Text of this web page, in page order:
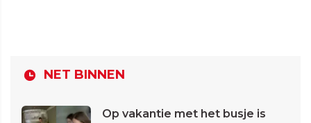
NET BINNEN
Op vakantie met het busje is